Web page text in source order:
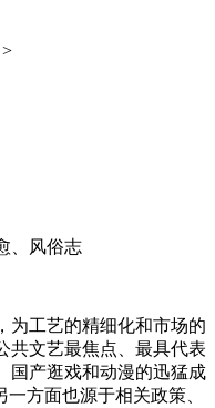
>
、风俗志
工艺的精细化和市场的
共文艺最焦点、最具代表
国产逛戏和动漫的迅猛成
方面也源于相关政策、